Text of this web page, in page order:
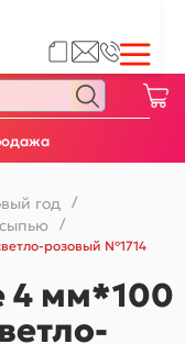
год /
/
розовый №1714
4 мм*100